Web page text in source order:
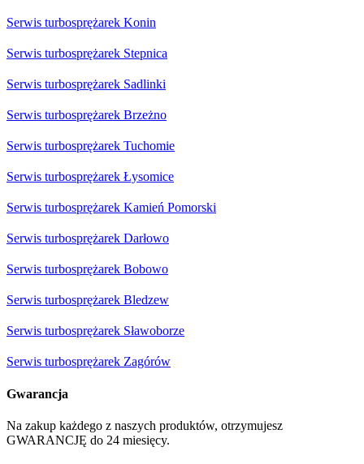
Serwis turbosprężarek Konin
Serwis turbosprężarek Stepnica
Serwis turbosprężarek Sadlinki
Serwis turbosprężarek Brzeżno
Serwis turbosprężarek Tuchomie
Serwis turbosprężarek Łysomice
Serwis turbosprężarek Kamień Pomorski
Serwis turbosprężarek Darłowo
Serwis turbosprężarek Bobowo
Serwis turbosprężarek Bledzew
Serwis turbosprężarek Sławoborze
Serwis turbosprężarek Zagórów
Gwarancja
Na zakup każdego z naszych produktów, otrzymujesz
GWARANCJĘ do 24 miesięcy.